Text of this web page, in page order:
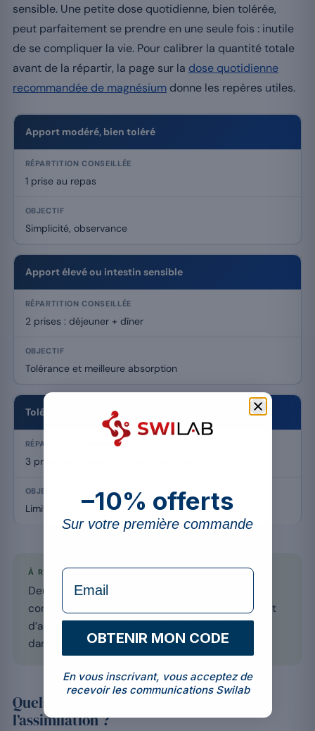
sensible. Une petite dose quotidienne, bien tolérée,
peut parfaitement se prendre en une seule fois : inutile
de se compliquer la vie. Pour calibrer la quantité totale
avant de la répartir, la page sur la dose quotidienne
recommandée de magnésium donne les repères utiles.
Apport modéré, bien toléré
1 prise au repas
Simplicité, observance
Apport élevé ou intestin sensible
2 prises : déjeuner + dîner
Tolérance et meilleure absorption
Tolérance difficile malgré 2 prises
3 prises aux repas + forme organique
Limiter l’effet laxatif
À RETENIR
Deux prises au cours des repas, midi et soir,
constituent le compromis idéal entre rendement
d’absorption, confort digestif et facilité à tenir
dans la durée.
Quels autres facteurs influencent
l’assimilation ?
–10% offerts
Sur votre première commande
formulaire Email
OBTENIR MON CODE
En vous inscrivant, vous acceptez de
recevoir les communications Swilab